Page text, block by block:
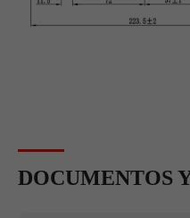
DOCUMENTOS